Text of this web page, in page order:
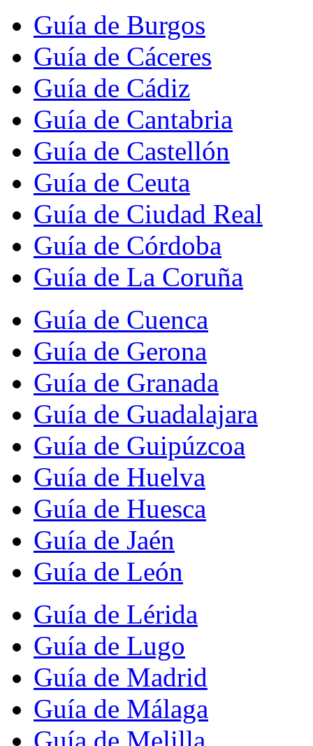
Guía de Burgos
Guía de Cáceres
Guía de Cádiz
Guía de Cantabria
Guía de Castellón
Guía de Ceuta
Guía de Ciudad Real
Guía de Córdoba
Guía de La Coruña
Guía de Cuenca
Guía de Gerona
Guía de Granada
Guía de Guadalajara
Guía de Guipúzcoa
Guía de Huelva
Guía de Huesca
Guía de Jaén
Guía de León
Guía de Lérida
Guía de Lugo
Guía de Madrid
Guía de Málaga
Guía de Melilla